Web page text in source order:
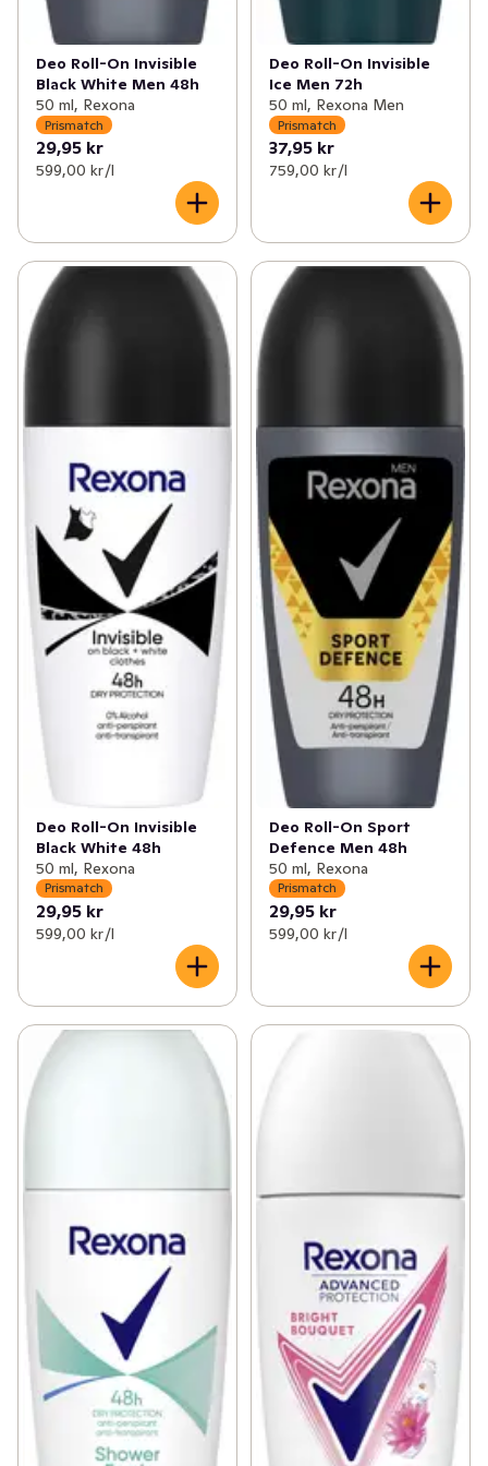
Deo Roll-On Invisible
Black White Men 48h
50 ml, Rexona
Prismatch
29,95 kr
599,00 kr /l
Deo Roll-On Invisible
Ice Men 72h
50 ml, Rexona Men
Prismatch
37,95 kr
759,00 kr /l
Deo Roll-On Invisible
Black White 48h
50 ml, Rexona
Prismatch
29,95 kr
599,00 kr /l
Deo Roll-On Sport
Defence Men 48h
50 ml, Rexona
Prismatch
29,95 kr
599,00 kr /l